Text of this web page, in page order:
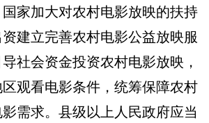
加大对农村电影放映的扶持
建立完善农村电影公益放映服
社会资金投资农村电影放映，
观看电影条件，统筹保障农村
需求。县级以上人民政府应当